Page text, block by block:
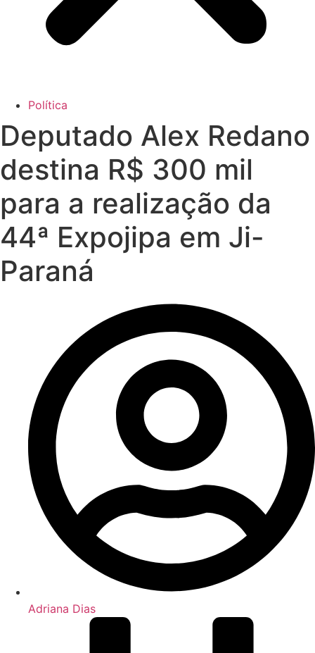
Política
Deputado Alex Redano
destina R$ 300 mil
para a realização da
44ª Expojipa em Ji-
Paraná
Adriana Dias